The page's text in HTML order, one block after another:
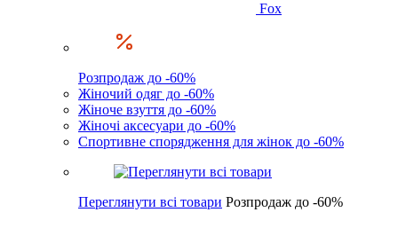
Fox
Розпродаж до -60%
Жіночий одяг до -60%
Жіноче взуття до -60%
Жіночі аксесуари до -60%
Спортивне спорядження для жінок до -60%
Переглянути всі товари Розпродаж до -60%